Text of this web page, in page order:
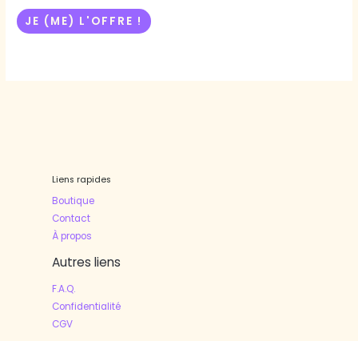
JE (ME) L'OFFRE !
sur
Liens rapides
Boutique
Contact
À propos
Autres liens
F.A.Q.
Confidentialité
CGV